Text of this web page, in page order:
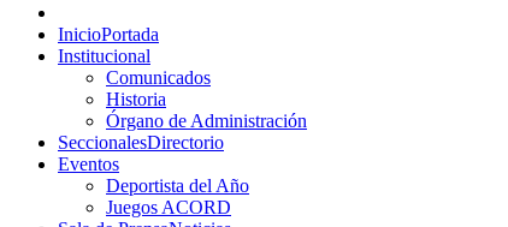
Menú
principalInicioPortada
Institucional
Comunicados
Historia
Órgano de Administración
SeccionalesDirectorio
Eventos
Deportista del Año
Juegos ACORD